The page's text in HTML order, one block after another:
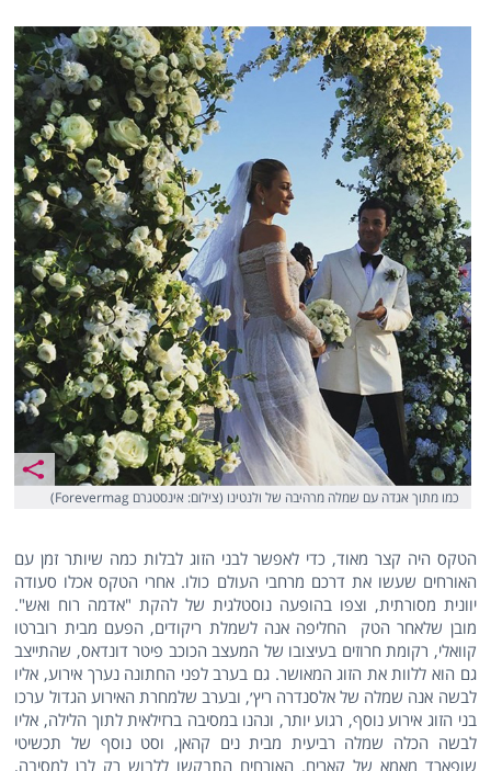
כמו מתוך אגדה עם שמלה מרהיבה של ולנטינו (צילום: אינסטגרם Forevermag)
הטקס היה קצר מאוד, כדי לאפשר לבני הזוג לבלות כמה שיותר זמן עם
האורחים שעשו את דרכם מרחבי העולם כולו. אחרי הטקס אכלו סעודה
יוונית מסורתית, וצפו בהופעה נוסטלגית של להקת "אדמה רוח ואש".
מובן שלאחר הטק החליפה אנה לשמלת ריקודים, הפעם מבית רוברטו
קוואלי, רקומת חרוזים בעיצובו של המעצב הכוכב פיטר דונדאס, שהתייצב
גם הוא ללוות את הזוג המאושר. גם בערב לפני החתונה נערך אירוע, אליו
לבשה אנה שמלה של אלסנדרה ריץ׳, ובערב שלמחרת האירוע הגדול ערכו
בני הזוג אירוע נוסף, רגוע יותר, ונהנו במסיבה ברזילאית לתוך הלילה, אליו
לבשה הכלה שמלה רביעית מבית נים קהאן, וסט נוסף של תכשיטי
שופארד מאמא של קארים. האורחים התבקשו ללבוש רק לבן למסיבה,